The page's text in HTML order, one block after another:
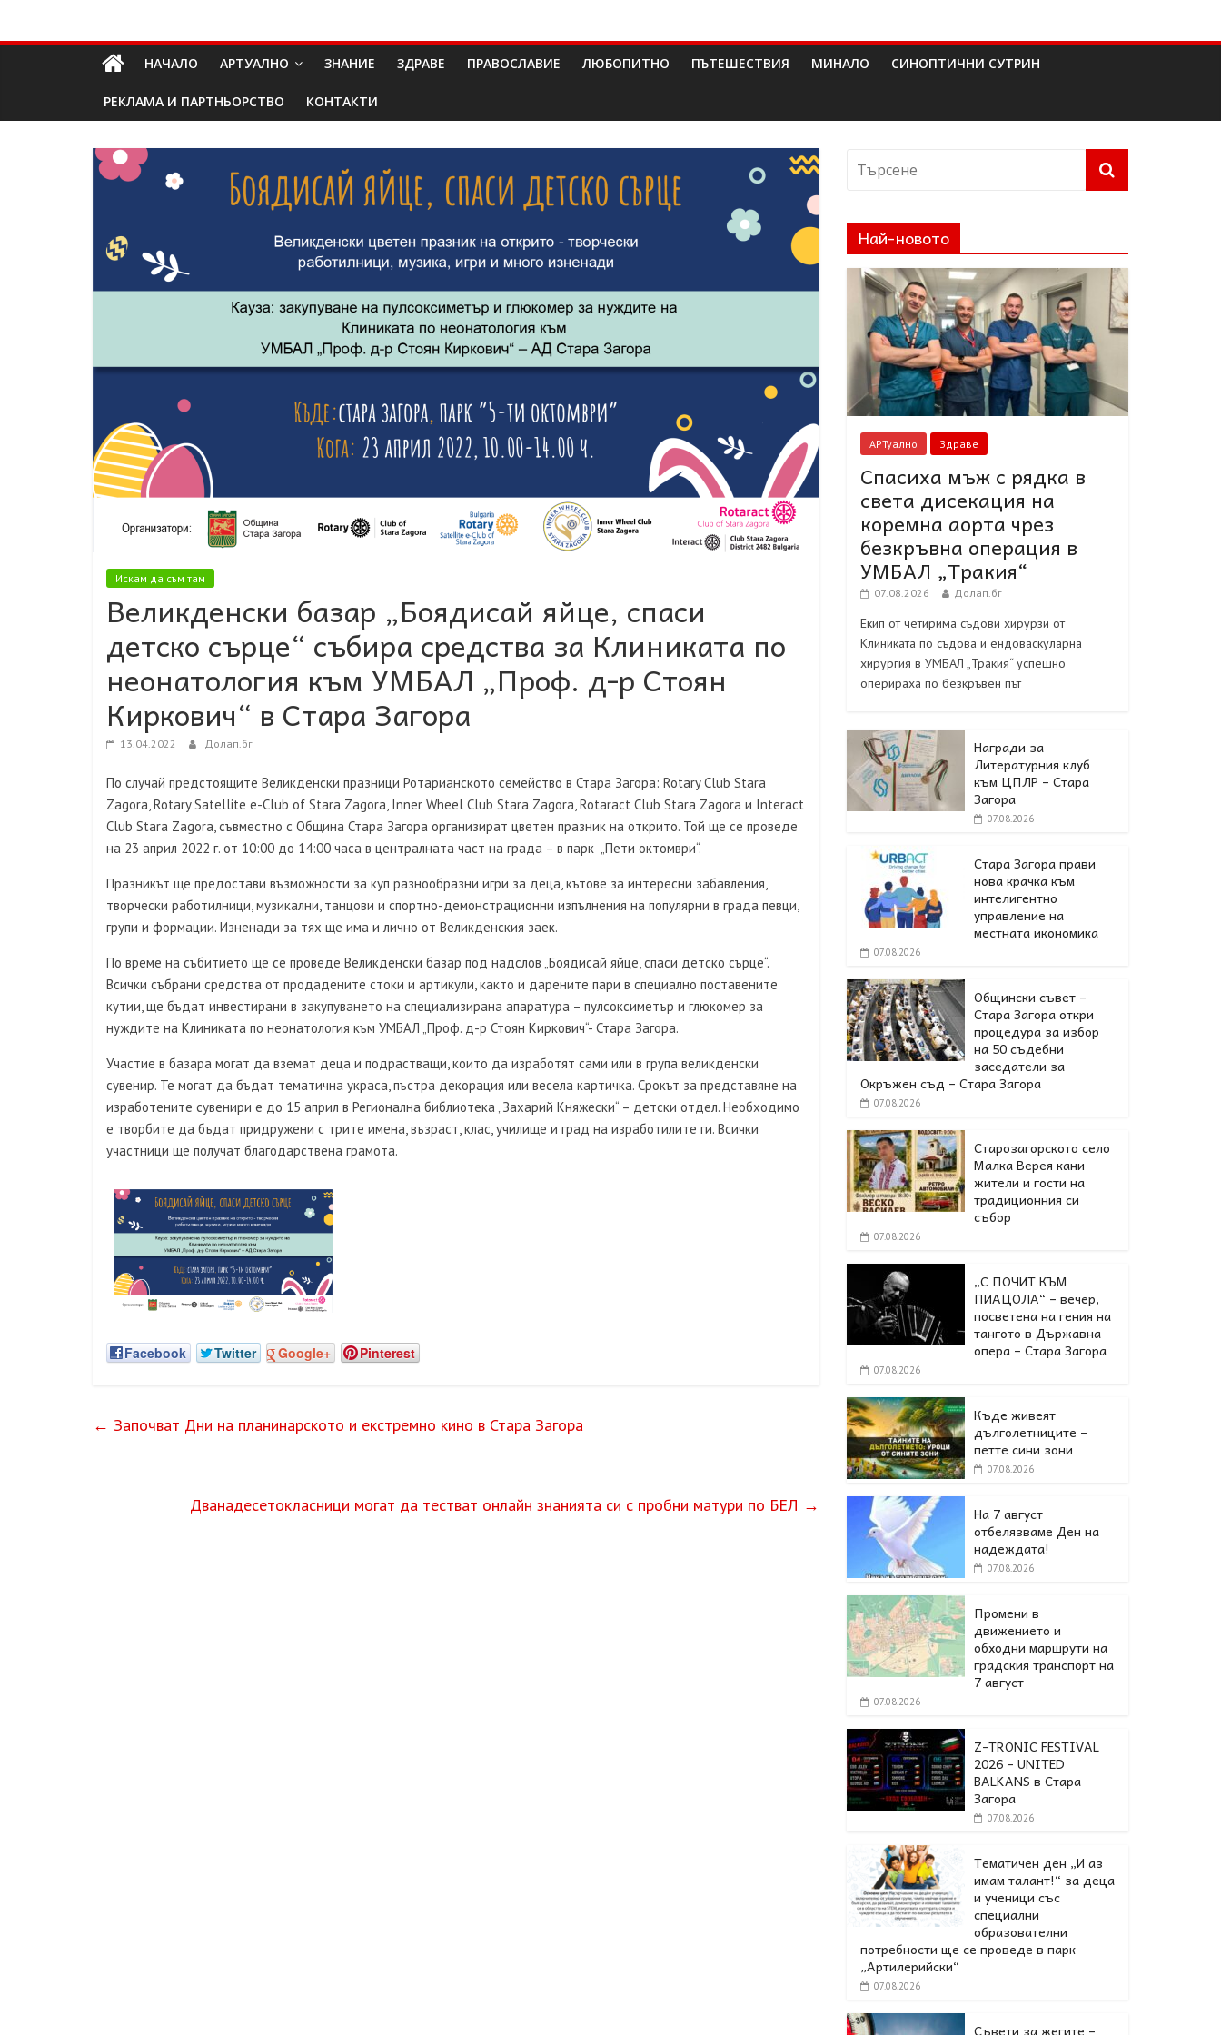
Долап
БГ
изкуство|
пътешествия|
кухня|
реклама|
минало|
НАЧАЛО АРТУАЛНО ЗНАНИЕ ЗДРАВЕ ПРАВОСЛАВИЕ ЛЮБОПИТНО ПЪТЕШЕСТВИЯ МИНАЛО СИНОПТИЧНИ СУТРИН
РЕКЛАМА И ПАРТНЬОРСТВО КОНТАКТИ
Искам да съм там
Великденски базар „Боядисай яйце, спаси
детско сърце“ събира средства за Клиниката по
неонатология към УМБАЛ „Проф. д-р Стоян
Киркович“ в Стара Загора
13.04.2022 Долап.бг
По случай предстоящите Великденски празници Ротарианското семейство в Стара Загора: Rotary Club Stara
Zagora, Rotary Satellite e-Club of Stara Zagora, Inner Wheel Club Stara Zagora, Rotaract Club Stara Zagora и Interact
Club Stara Zagora, съвместно с Община Стара Загора организират цветен празник на открито. Той ще се проведе
на 23 април 2022 г. от 10:00 до 14:00 часа в централната част на града – в парк „Пети октомври“.
Празникът ще предостави възможности за куп разнообразни игри за деца, кътове за интересни забавления,
творчески работилници, музикални, танцови и спортно-демонстрационни изпълнения на популярни в града певци,
групи и формации. Изненади за тях ще има и лично от Великденския заек.
По време на събитието ще се проведе Великденски базар под надслов „Боядисай яйце, спаси детско сърце“.
Всички събрани средства от продадените стоки и артикули, както и дарените пари в специално поставените
кутии, ще бъдат инвестирани в закупуването на специализирана апаратура – пулсоксиметър и глюкомер за
нуждите на Клиниката по неонатология към УМБАЛ „Проф. д-р Стоян Киркович“- Стара Загора.
Участие в базара могат да вземат деца и подрастващи, които да изработят сами или в група великденски
сувенир. Те могат да бъдат тематична украса, пъстра декорация или весела картичка. Срокът за представяне на
изработените сувенири е до 15 април в Регионална библиотека „Захарий Княжески“ – детски отдел. Необходимо
е творбите да бъдат придружени с трите имена, възраст, клас, училище и град на изработилите ги. Всички
участници ще получат благодарствена грамота.
Facebook Twitter Google+ Pinterest
← Започват Дни на планинарското и екстремно кино в Стара Загора
Дванадесетокласници могат да тестват онлайн знанията си с пробни матури по БЕЛ →
Най-новото
АРТуално Здраве
Спасиха мъж с рядка в
света дисекация на
коремна аорта чрез
безкръвна операция в
УМБАЛ „Тракия“
07.08.2026 Долап.бг
Екип от четирима съдови хирурзи от
Клиниката по съдова и ендоваскуларна
хирургия в УМБАЛ „Тракия“ успешно
оперираха по безкръвен път
Награди за
Литературния клуб
към ЦПЛР – Стара
Загора
07.08.2026
Стара Загора прави
нова крачка към
интелигентно
управление на
местната икономика
07.08.2026
Общински съвет –
Стара Загора откри
процедура за избор
на 50 съдебни
заседатели за
Окръжен съд – Стара Загора
07.08.2026
Старозагорското село
Малка Верея кани
жители и гости на
традиционния си
събор
07.08.2026
„С ПОЧИТ КЪМ
ПИАЦОЛА“ – вечер,
посветена на гения на
тангото в Държавна
опера – Стара Загора
07.08.2026
Къде живеят
дълголетниците –
петте сини зони
07.08.2026
На 7 август
отбелязваме Ден на
надеждата!
07.08.2026
Промени в
движението и
обходни маршрути на
градския транспорт на
7 август
07.08.2026
Z-TRONIC FESTIVAL
2026 – UNITED
BALKANS в Стара
Загора
07.08.2026
Тематичен ден „И аз
имам талант!“ за деца
и ученици със
специални
образователни
потребности ще се проведе в парк
„Артилерийски“
07.08.2026
Съвети за жегите –